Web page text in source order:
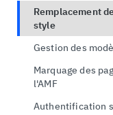
Remplacement
style
Gestion des
Marquage des
l'AMF
Authentification